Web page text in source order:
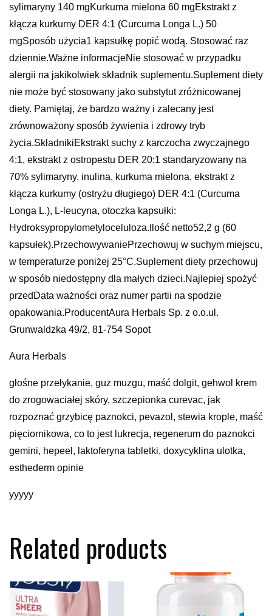
sylimaryny 140 mgKurkuma mielona 60 mgEkstrakt z
kłącza kurkumy DER 4:1 (Curcuma Longa L.) 50
mgSposób użycia1 kapsułkę popić wodą. Stosować raz
dziennie.Ważne informacjeNie stosować w przypadku
alergii na jakikolwiek składnik suplementu.Suplement diety
nie może być stosowany jako substytut zróżnicowanej
diety. Pamiętaj, że bardzo ważny i zalecany jest
zrównoważony sposób żywienia i zdrowy tryb
życia.SkładnikiEkstrakt suchy z karczocha zwyczajnego
4:1, ekstrakt z ostropestu DER 20:1 standaryzowany na
70% sylimaryny, inulina, kurkuma mielona, ekstrakt z
kłącza kurkumy (ostryżu długiego) DER 4:1 (Curcuma
Longa L.), L-leucyna, otoczka kapsułki:
Hydroksypropylometyloceluloza.Ilość netto52,2 g (60
kapsułek).PrzechowywaniePrzechowuj w suchym miejscu,
w temperaturze poniżej 25°C.Suplement diety przechowuj
w sposób niedostępny dla małych dzieci.Najlepiej spożyć
przedData ważności oraz numer partii na spodzie
opakowania.ProducentAura Herbals Sp. z o.o.ul.
Grunwaldzka 49/2, 81-754 Sopot
Aura Herbals
głośne przełykanie, guz muzgu, maść dolgit, gehwol krem
do zrogowaciałej skóry, szczepionka curevac, jak
rozpoznać grzybicę paznokci, pevazol, stewia krople, maść
pięciornikowa, co to jest lukrecja, regenerum do paznokci
gemini, hepeel, laktoferyna tabletki, doxycyklina ulotka,
esthederm opinie
yyyyy
Related products